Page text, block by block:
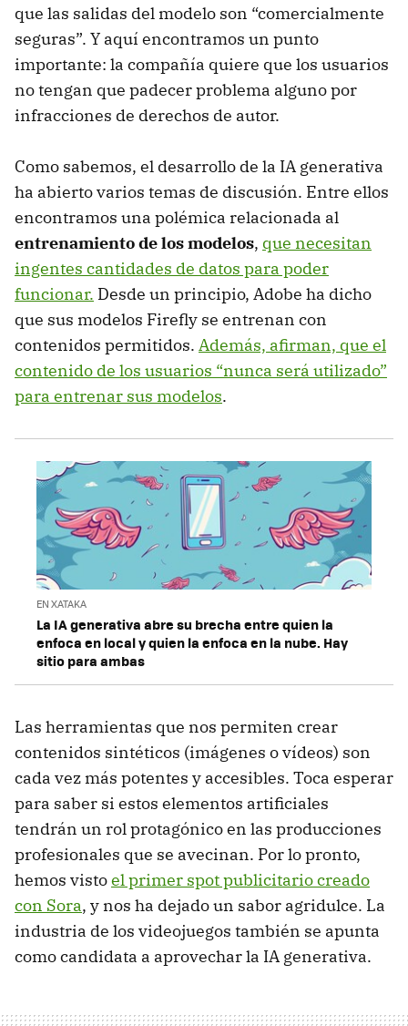
que las salidas del modelo son “comercialmente
seguras”. Y aquí encontramos un punto
importante: la compañía quiere que los usuarios
no tengan que padecer problema alguno por
infracciones de derechos de autor.
Como sabemos, el desarrollo de la IA generativa
ha abierto varios temas de discusión. Entre ellos
encontramos una polémica relacionada al
entrenamiento de los modelos, que necesitan
ingentes cantidades de datos para poder
funcionar. Desde un principio, Adobe ha dicho
que sus modelos Firefly se entrenan con
contenidos permitidos. Además, afirman, que el
contenido de los usuarios “nunca será utilizado”
para entrenar sus modelos.
EN XATAKA
La IA generativa abre su brecha entre quien la
enfoca en local y quien la enfoca en la nube. Hay
sitio para ambas
Las herramientas que nos permiten crear
contenidos sintéticos (imágenes o vídeos) son
cada vez más potentes y accesibles. Toca esperar
para saber si estos elementos artificiales
tendrán un rol protagónico en las producciones
profesionales que se avecinan. Por lo pronto,
hemos vistoel primer spot publicitario creado
con Sora, y nos ha dejado un sabor agridulce. La
industria de los videojuegos también se apunta
como candidata a aprovechar la IA generativa.